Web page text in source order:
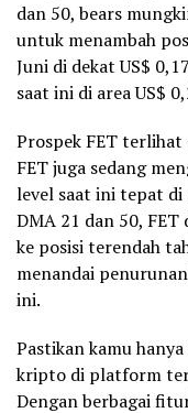
dan 50, bears
untuk menambah
Juni di dekat US$
saat ini di area US$
Prospek FET
FET juga sedang
level saat ini tepat di
DMA 21 dan 50,
ke posisi terendah
menandai
ini.
Pastikan kamu
kripto di platform
Dengan berbagai